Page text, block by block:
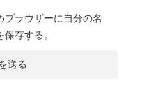
ブラウザーに自分の名
存する。